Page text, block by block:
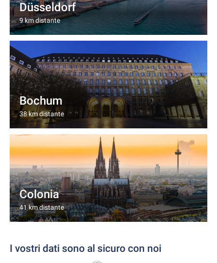
Düsseldorf
9 km distante
Bochum
38 km distante
Colonia
41 km distante
I vostri dati sono al sicuro con noi